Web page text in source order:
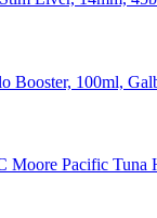
Booster, 100ml,
Moore Pacific Tuna